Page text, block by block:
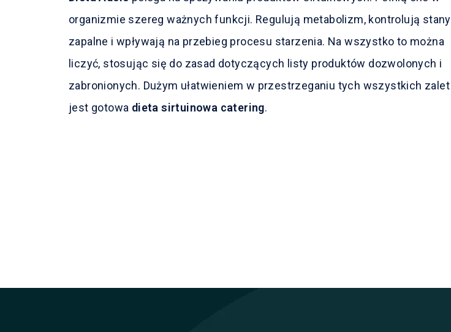
organizmie szereg ważnych funkcji. Regulują metabolizm, kontrolują stany
zapalne i wpływają na przebieg procesu starzenia. Na wszystko to można
liczyć, stosując się do zasad dotyczących listy produktów dozwolonych i
zabronionych. Dużym ułatwieniem w przestrzeganiu tych wszystkich zalet
jest gotowa dieta sirtuinowa catering.